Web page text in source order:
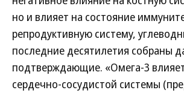
но и влияет на состояние
репродуктивную систему,
последние десятилетия собраны
подтверждающие. «Омега-3
сердечно-сосудистой системы